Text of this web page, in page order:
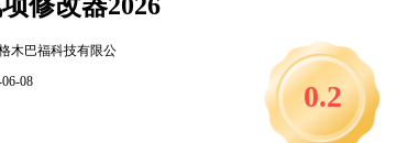
木巴福科技有限公
08
0.2